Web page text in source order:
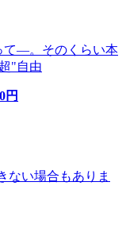
て―。そのくらい本
"自由
円
ない場合もありま